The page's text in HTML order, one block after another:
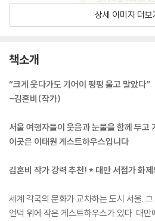
상세 이미지 더보
책소개
“크게 웃다가도 기어이 펑펑 울고 말았다”
-김혼비(작가)
서울 여행자들이 웃음과 눈물을 함께 두고
이곳은 이태원 게스트하우스입니다
김혼비 작가 강력 추천! * 대만 서점가 화
세계 각국의 문화가 교차하는 도시 서울.
언덕 위에 작은 게스트하우스가 있다. 대만